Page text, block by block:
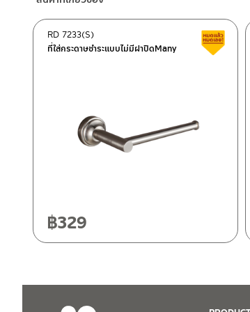
662/61-62 ถนน พระราม3 แขวงบางโพงพาง เขตยา
โทร: 02-358-0080 / 080-075-8668 / 091-545-
118/33 โครงการอรสิริน ม.8 ต.สันปูเลย อ.ดอยสะเก็
โทร: 080-075-2626
วันเสาร์ เวลา 8:30-15:00 น.
–Lazada
– ซื้อสินค้าชิ้นนี้บน Shopee
<<
ซื้อสินค้าชิ้นนี้บน Lazada>>คลิกที่นี่
ติดต่อ ชาญไพบูลย์ / Contact Us
ที่ใส่กระดาษชำระแบบไม่มีฝาปิดMany
RD 7233(S) สิ
฿329